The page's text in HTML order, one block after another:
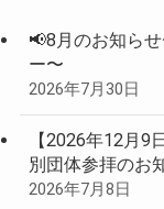
📢8月のお知ら
ー〜
2026年7月30日
【2026年12月
別団体参拝のお
2026年7月8日